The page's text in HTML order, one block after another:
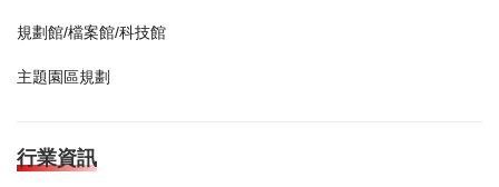
規劃館/檔案館/科技館
主題園區規劃
行業資訊